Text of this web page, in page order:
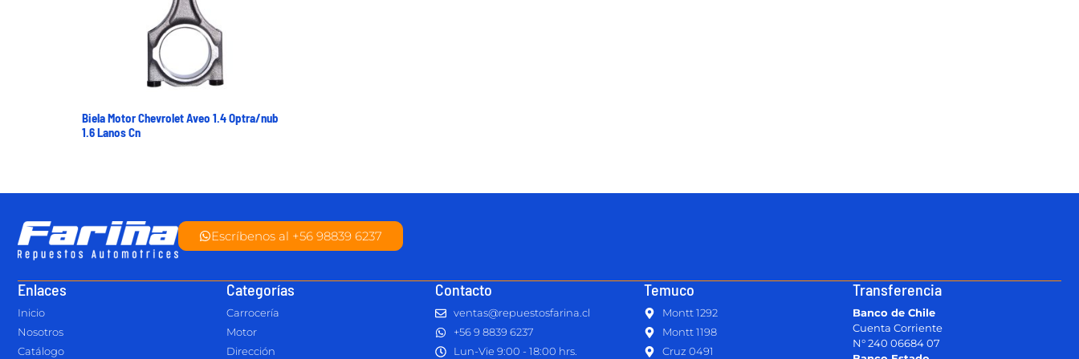
Biela Motor Chevrolet Aveo 1.4 Optra/nub
1.6 Lanos Cn
Escríbenos al +56 98839 6237
Enlaces
Inicio
Nosotros
Catálogo
Categorías
Carrocería
Motor
Dirección
Contacto
ventas@repuestosfarina.cl
+56 9 8839 6237
Lun-Vie 9:00 - 18:00 hrs.
Temuco
Montt 1292
Montt 1198
Cruz 0491
Transferencia
Banco de Chile
Cuenta Corriente
N° 240 06684 07